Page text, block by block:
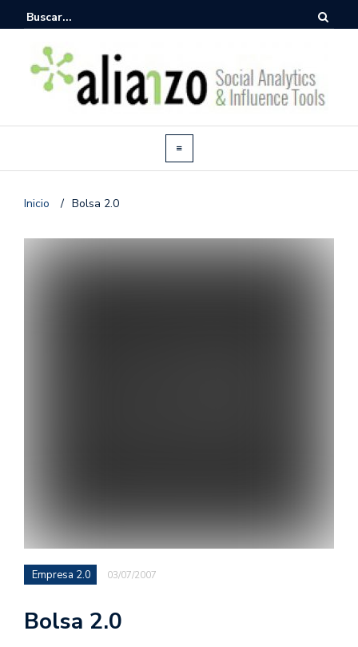
Inicio / Bolsa 2.0
Empresa 2.0 03/07/2007
Bolsa 2.0